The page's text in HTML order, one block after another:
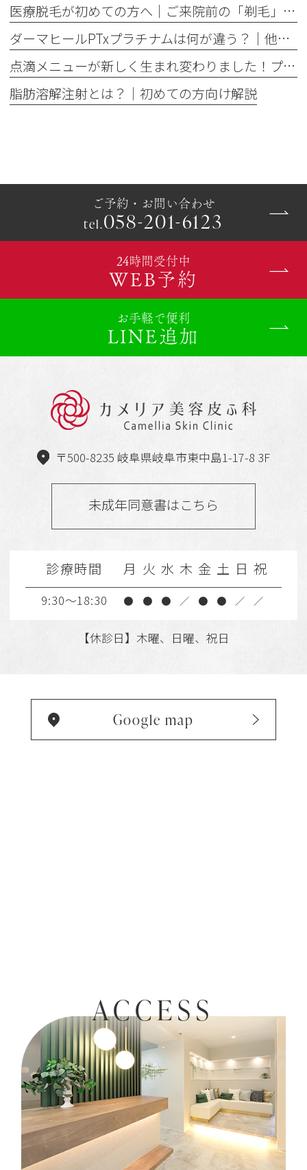
医療脱毛が初めての方へ│ご来院前の「剃毛」がとても大切な理由
ダーマヒールPTxプラチナムは何が違う？│他の肌育製剤との違いを解説
点滴メニューが新しく生まれ変わりました！プレミアム美容点滴・プレミアム疲労回復点滴がスタート
脂肪溶解注射とは？｜初めての方向け解説
ご予約・お問い合わせ
tel.058-201-6123
24時間受付中
WEB予約
お手軽で便利
LINE追加
〒500-8235 岐阜県岐阜市東中島1-17-8 3F
未成年同意書はこちら
診療時間 月 火 水 木 金 土 日 祝
9:30～18:30 ● ● ● ／ ● ● ／ ／
【休診日】木曜、日曜、祝日
Google map
ACCESS